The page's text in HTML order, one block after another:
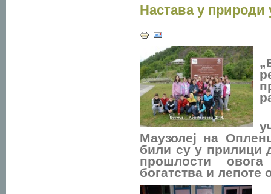
Настава у природи
Маузолеј на
били су у прилици
прошлости
богатства и